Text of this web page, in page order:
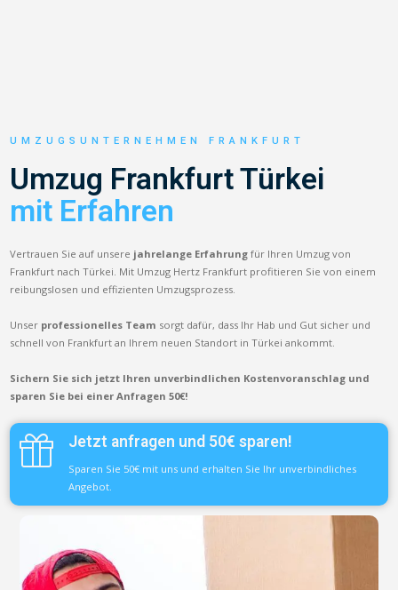
UMZUGSUNTERNEHMEN FRANKFURT
Umzug Frankfurt Türkei
mit Erfahren
Vertrauen Sie auf unsere jahrelange Erfahrung für Ihren Umzug von
Frankfurt nach Türkei. Mit Umzug Hertz Frankfurt profitieren Sie von einem
reibungslosen und effizienten Umzugsprozess.
Unser professionelles Team sorgt dafür, dass Ihr Hab und Gut sicher und
schnell von Frankfurt an Ihrem neuen Standort in Türkei ankommt.
Sichern Sie sich jetzt Ihren unverbindlichen Kostenvoranschlag und
sparen Sie bei einer Anfragen 50€!
Jetzt anfragen und 50€ sparen!
Sparen Sie 50€ mit uns und erhalten Sie Ihr unverbindliches
Angebot.